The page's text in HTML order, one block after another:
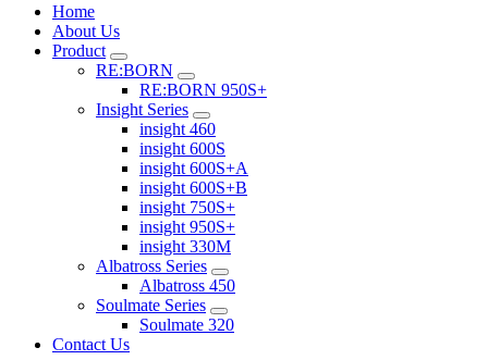
Home
About Us
Product
RE:BORN
RE:BORN 950S+
Insight Series
insight 460
insight 600S
insight 600S+A
insight 600S+B
insight 750S+
insight 950S+
insight 330M
Albatross Series
Albatross 450
Soulmate Series
Soulmate 320
Contact Us